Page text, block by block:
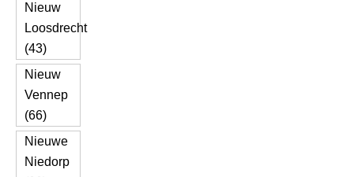
Nieuw
Loosdrecht
(43)
Nieuw
Vennep
(66)
Nieuwe
Niedorp